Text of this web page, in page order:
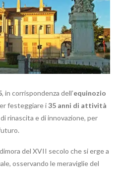
, in corrispondenza dell’equinozio
festeggiare i35 anni di attività
rinascita e di innovazione, per
del XVII secolo che si erge a
osservando le meraviglie del